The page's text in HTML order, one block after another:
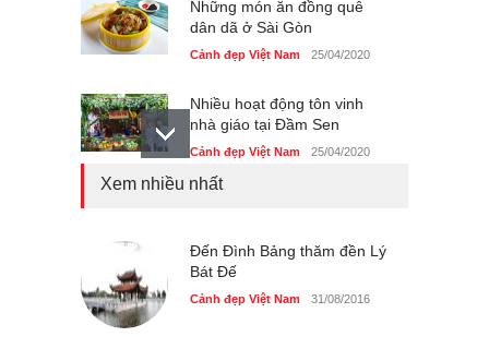
Những món ăn đồng quê
dân dã ở Sài Gòn
Cảnh đẹp Việt Nam 25/04/2020
Nhiều hoạt động tôn vinh
nhà giáo tại Đầm Sen
Cảnh đẹp Việt Nam 25/04/2020
thực Italy
Cảnh đẹp Việt Nam
Xem nhiều nhất
Đến Đình Bảng thăm đền Lý
Bát Đế
Cảnh đẹp Việt Nam 31/08/2016